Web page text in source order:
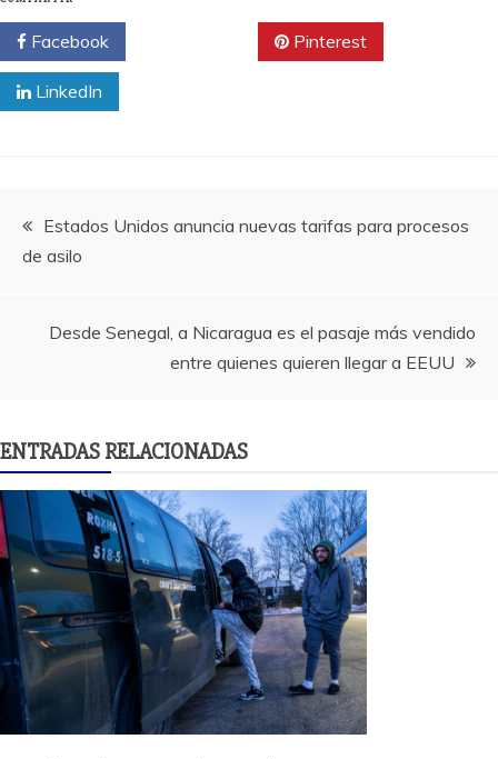
Facebook Pinterest
LinkedIn
Navegación
de
entradas
Estados Unidos anuncia nuevas tarifas para procesos
de asilo
Desde Senegal, a Nicaragua es el pasaje más vendido
entre quienes quieren llegar a EEUU
ENTRADAS RELACIONADAS